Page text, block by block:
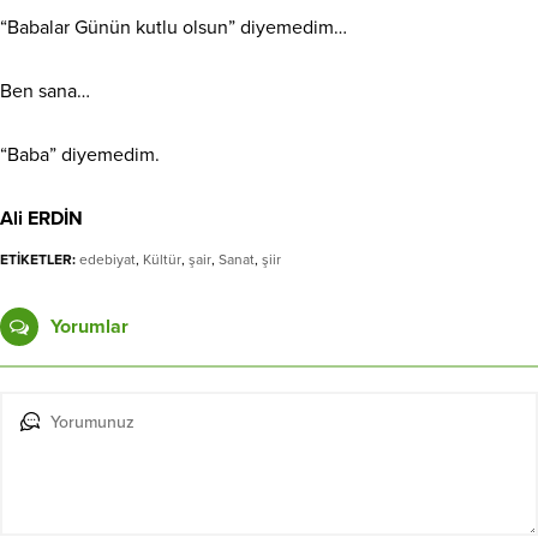
“Babalar Günün kutlu olsun” diyemedim…
Ben sana…
“Baba” diyemedim.
Ali ERDİN
ETİKETLER: edebiyat, Kültür, şair, Sanat, şiir
Yorumlar